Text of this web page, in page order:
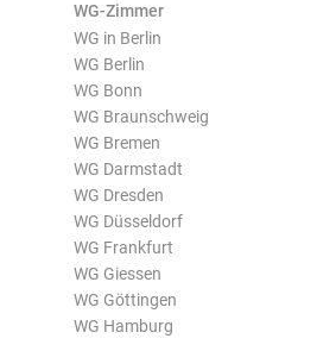
WG-Zimmer
WG in Berlin
WG Berlin
WG Bonn
WG Braunschweig
WG Bremen
WG Darmstadt
WG Dresden
WG Düsseldorf
WG Frankfurt
WG Giessen
WG Göttingen
WG Hamburg